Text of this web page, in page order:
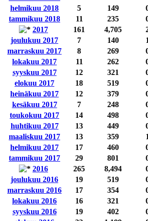
helmikuu 2018
5 149
tammikuu 2018
11 235
2017
161 4,705
joulukuu 2017
7 140 1
marraskuu 2017
8 269
lokakuu 2017
11 262
syyskuu 2017
12 321
elokuu 2017
18 519
heinäkuu 2017
12 379
kesäkuu 2017
7 248
toukokuu 2017
14 498
huhtikuu 2017
13 449
maaliskuu 2017
13 359 1
helmikuu 2017
17 460
tammikuu 2017
29 801
2016
265 8,494
joulukuu 2016
19 519
marraskuu 2016
17 354
lokakuu 2016
16 321
syyskuu 2016
19 402